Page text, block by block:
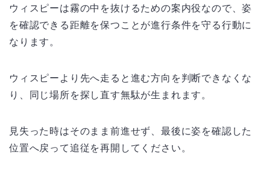
ウィスピーは霧の中を抜けるための案内役なので、姿
を確認できる距離を保つことが進行条件を守る行動に
なります。
ウィスピーより先へ走ると進む方向を判断できなくな
り、同じ場所を探し直す無駄が生まれます。
見失った時はそのまま前進せず、最後に姿を確認した
位置へ戻って追従を再開してください。